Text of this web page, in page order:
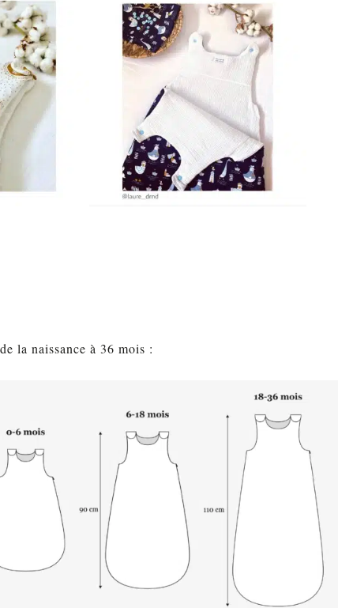
la naissance à 36 mois :